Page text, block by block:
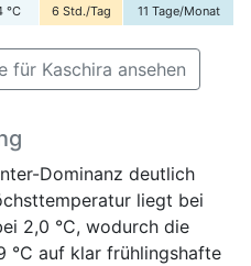
°C 6 Std./Tag 11 Tage/Monat
für Kaschira ansehen
Dominanz deutlich
liegt bei
2,0 °C, wodurch die
°C auf klar frühlingshafte